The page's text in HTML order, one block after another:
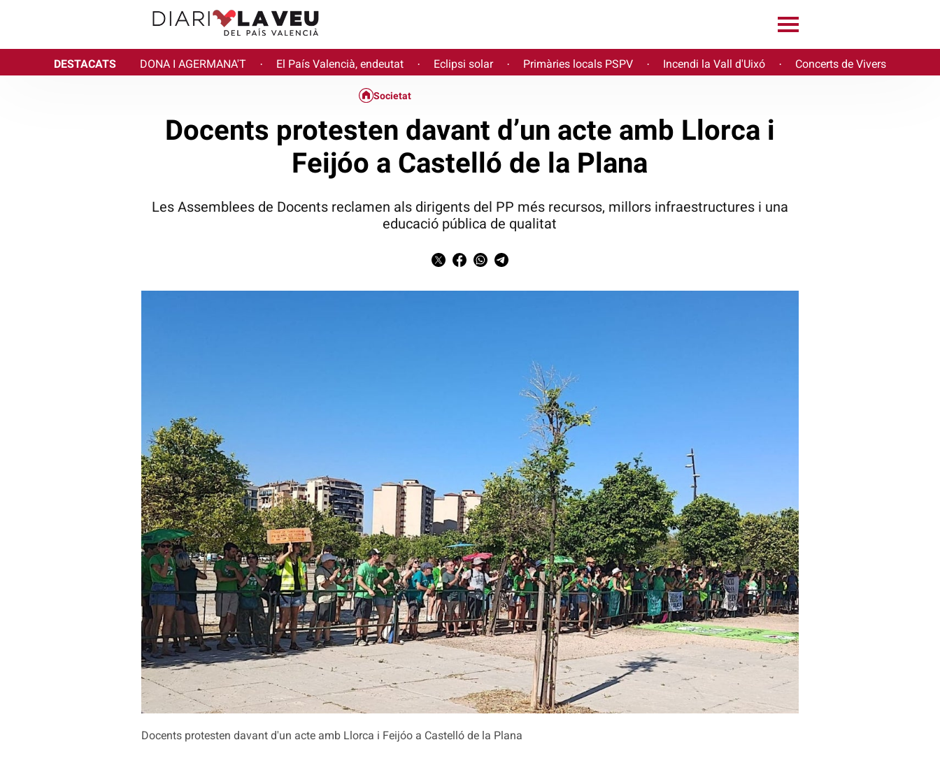
DESTACATS DONA I AGERMANA'T · El País Valencià, endeutat · Eclipsi solar · Primàries locals PSPV · Incendi la Vall d'Uixó · Concerts de Vivers
Docents protesten davant d'un acte amb Llorca i Feijóo a Castelló de la Plana
Societat
Docents protesten davant d’un acte amb Llorca i
Feijóo a Castelló de la Plana
Les Assemblees de Docents reclamen als dirigents del PP més recursos, millors infraestructures i una
educació pública de qualitat